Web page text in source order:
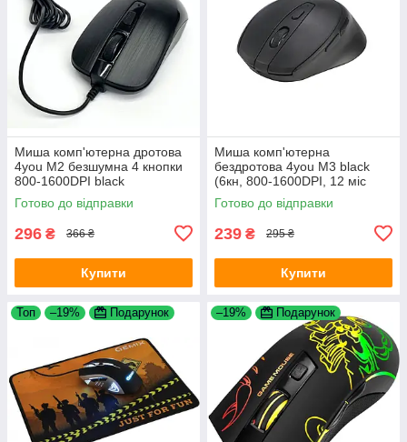
Миша комп'ютерна дротова
4you M2 безшумна 4 кнопки
800-1600DPI black
Готово до відправки
296 ₴ 366 ₴
Купити
Миша комп'ютерна
бездротова 4you M3 black
(6кн, 800-1600DPI, 12 міс
гарантія)
Готово до відправки
239 ₴ 295 ₴
Купити
Топ –19% Подарунок –19% Подарунок